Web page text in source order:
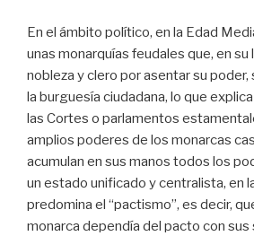
En el ámbito político, en la Edad
unas monarquías feudales que, en su
nobleza y clero por asentar su poder,
la burguesía ciudadana, lo que
las Cortes o parlamentos
amplios poderes de los monarcas
acumulan en sus manos todos los
un estado unificado y centralista, en
predomina el “pactismo”, es decir,
monarca dependía del pacto con sus